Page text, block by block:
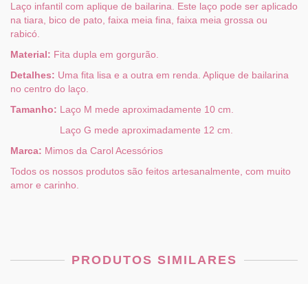
Laço infantil com aplique de bailarina. Este laço pode ser aplicado
na tiara, bico de pato, faixa meia fina, faixa meia grossa ou
rabicó.
Material: Fita dupla em gorgurão.
Detalhes: Uma fita lisa e a outra em renda. Aplique de bailarina
no centro do laço.
Tamanho: Laço M mede aproximadamente 10 cm.
Laço G mede aproximadamente 12 cm.
Marca: Mimos da Carol Acessórios
Todos os nossos produtos são feitos artesanalmente, com muito
amor e carinho.
PRODUTOS SIMILARES